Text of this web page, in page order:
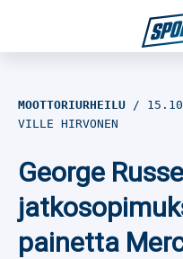
Jalkapallo
Yleisurheilu
MOOTTORIURHEILU
VILLE HIRVONEN
George
painetta